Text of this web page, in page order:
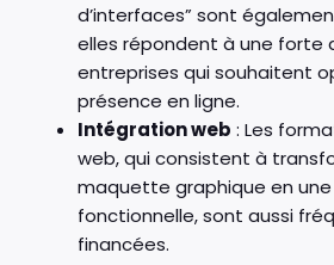
d’interfaces” sont
elles répondent à une forte
entreprises qui souhaitent
présence en ligne.
Intégration web : Les
web, qui consistent à
maquette graphique en
fonctionnelle, sont aussi
financées.